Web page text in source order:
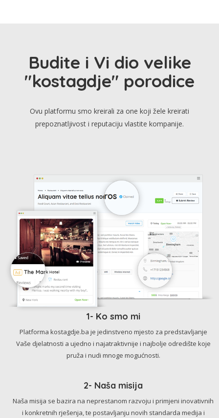
Budite i Vi dio velike
"kostagdje" porodice
Ovu platformu smo kreirali za one koji žele kreirati
prepoznatljivost i reputaciju vlastite kompanije.
1- Ko smo mi
Platforma kostagdje.ba je jedinstveno mjesto za predstavljanje
Vaše djelatnosti a ujedno i najatraktivnije i najbolje odredište koje
pruža i nudi mnoge mogućnosti.
2- Naša misija
Naša misija se bazira na neprestanom razvoju i primjeni inovativnih
i konkretnih rješenja, te postavljanju novih standarda medija i